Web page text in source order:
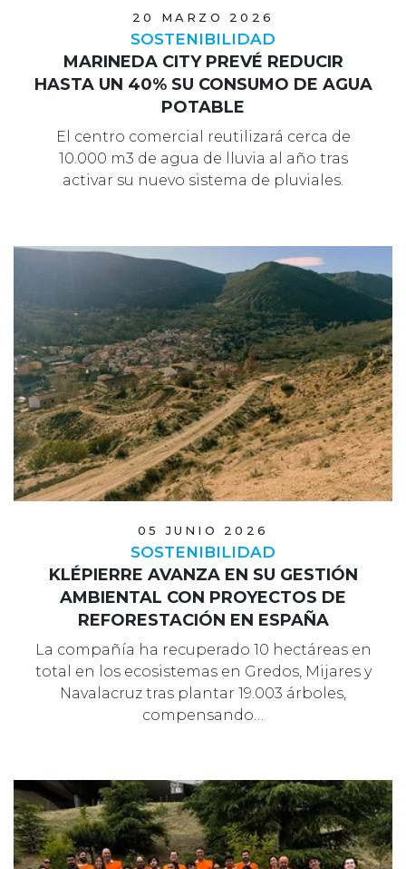
20 MARZO 2026
SOSTENIBILIDAD
MARINEDA CITY PREVÉ REDUCIR
HASTA UN 40% SU CONSUMO DE AGUA
POTABLE
El centro comercial reutilizará cerca de
10.000 m3 de agua de lluvia al año tras
activar su nuevo sistema de pluviales.
05 JUNIO 2026
SOSTENIBILIDAD
KLÉPIERRE AVANZA EN SU GESTIÓN
AMBIENTAL CON PROYECTOS DE
REFORESTACIÓN EN ESPAÑA
La compañía ha recuperado 10 hectáreas en
total en los ecosistemas en Gredos, Mijares y
Navalacruz tras plantar 19.003 árboles,
compensando…